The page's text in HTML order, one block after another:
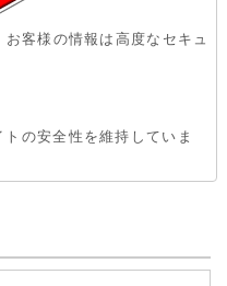
客様の情報は高度なセキュ
の安全性を維持していま